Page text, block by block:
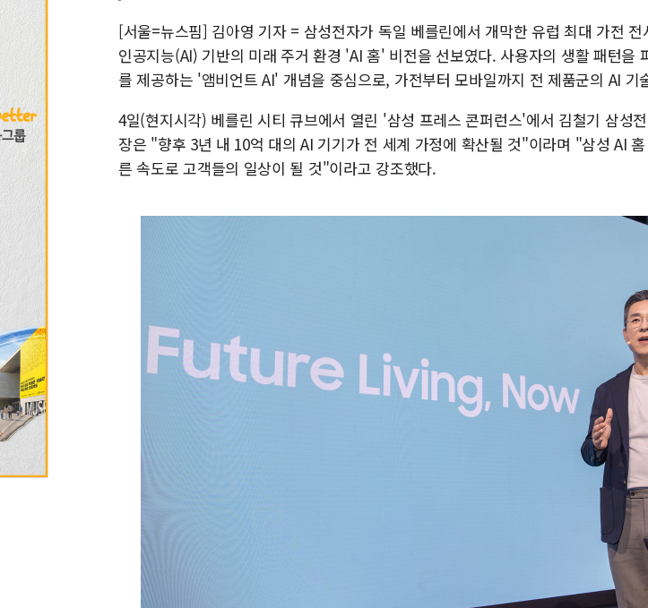
청와
[서울=뉴스핌] 김아영 기자 = 삼성전자가 독일 베를린에서 개막한 유럽 최대 가전
인공지능(AI) 기반의 미래 주거 환경 'AI 홈' 비전을 선보였다. 사용자의 생활 패턴을
를 제공하는 '앰비언트 AI' 개념을 중심으로, 가전부터 모바일까지 전 제품군의 AI 기
4일(현지시각) 베를린 시티 큐브에서 열린 '삼성 프레스 콘퍼런스'에서 김철기 삼성
장은 "향후 3년 내 10억 대의 AI 기기가 전 세계 가정에 확산될 것"이라며 "삼성 AI
른 속도로 고객들의 일상이 될 것"이라고 강조했다.